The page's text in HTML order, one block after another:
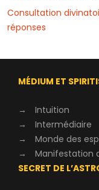
Consultation
réponses
MÉDIUM ET
→
Intuition
→
Intermédiaire
→
Monde des
→
Manifestation
SECRET DE